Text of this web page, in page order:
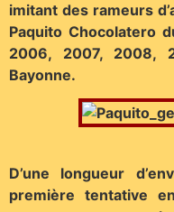
imitant des rameurs
Paquito Chocolatero
2006, 2007, 2008,
Bayonne.
D’une longueur
première tentative